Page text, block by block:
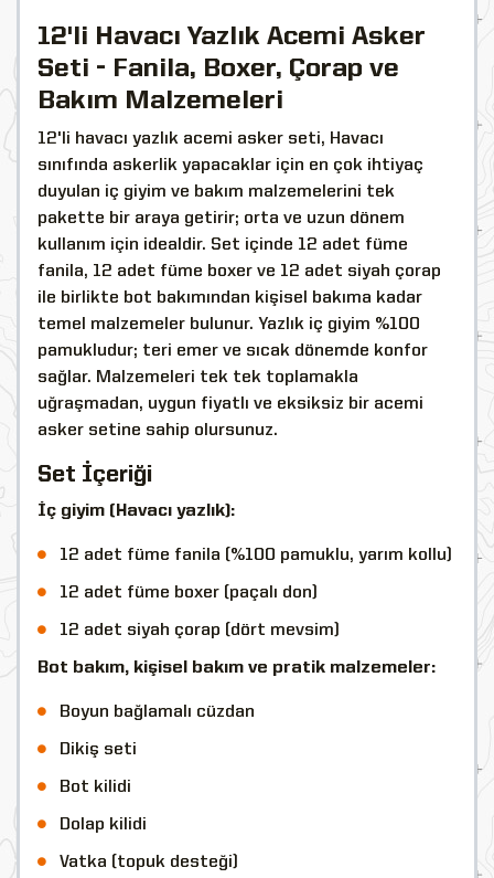
12'li Havacı Yazlık Acemi Asker
Seti - Fanila, Boxer, Çorap ve
Bakım Malzemeleri
12'li havacı yazlık acemi asker seti, Havacı
sınıfında askerlik yapacaklar için en çok ihtiyaç
duyulan iç giyim ve bakım malzemelerini tek
pakette bir araya getirir; orta ve uzun dönem
kullanım için idealdir. Set içinde 12 adet füme
fanila, 12 adet füme boxer ve 12 adet siyah çorap
ile birlikte bot bakımından kişisel bakıma kadar
temel malzemeler bulunur. Yazlık iç giyim %100
pamukludur; teri emer ve sıcak dönemde konfor
sağlar. Malzemeleri tek tek toplamakla
uğraşmadan, uygun fiyatlı ve eksiksiz bir acemi
asker setine sahip olursunuz.
Set İçeriği
İç giyim (Havacı yazlık):
12 adet füme fanila (%100 pamuklu, yarım kollu)
12 adet füme boxer (paçalı don)
12 adet siyah çorap (dört mevsim)
Bot bakım, kişisel bakım ve pratik malzemeler:
Boyun bağlamalı cüzdan
Dikiş seti
Bot kilidi
Dolap kilidi
Vatka (topuk desteği)